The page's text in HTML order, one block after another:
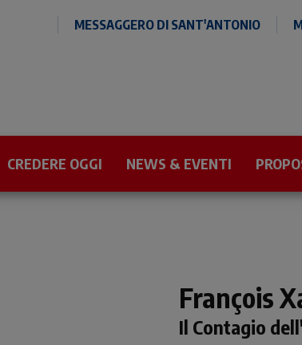
MESSAGGERO DI SANT'ANTONIO
CREDERE OGGI NEWS & EVENTI
François
Il Contagio